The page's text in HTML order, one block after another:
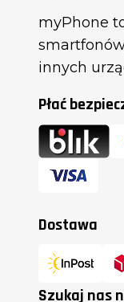
myPhone
innych
Płać
Dostawa
Szukaj nas